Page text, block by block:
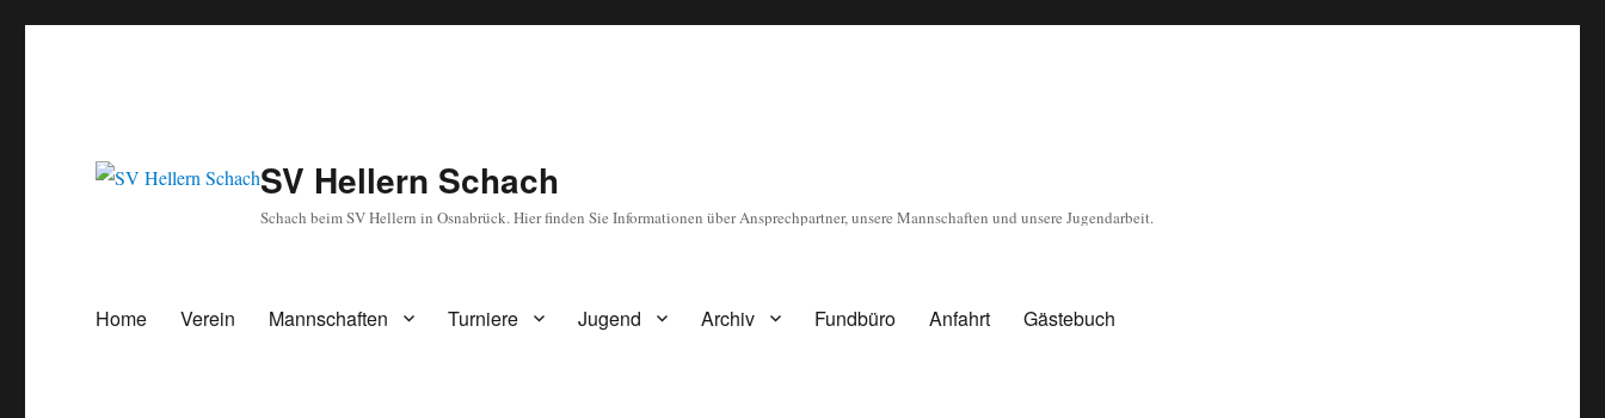
SV Hellern Schach
Schach beim SV Hellern in Osnabrück. Hier finden Sie Informationen über Ansprechpartner, unsere Mannschaften und unsere Jugendarbeit.
Home Verein Mannschaften Turniere Jugend Archiv Fundbüro Anfahrt Gästebuch